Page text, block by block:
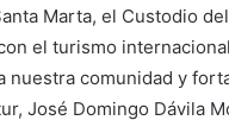
Marta, el Custodio
el turismo
nuestra comunidad y
José Domingo Dávila